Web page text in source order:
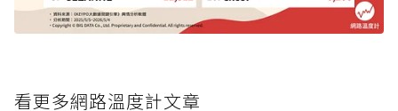
看更多網路溫度計文章